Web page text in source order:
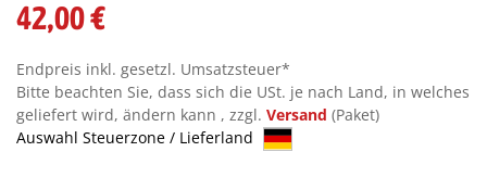
42,00 €
Endpreis inkl. gesetzl. Umsatzsteuer*
Bitte beachten Sie, dass sich die USt. je nach Land, in welches
geliefert wird, ändern kann , zzgl. Versand (Paket)
Auswahl Steuerzone / Lieferland